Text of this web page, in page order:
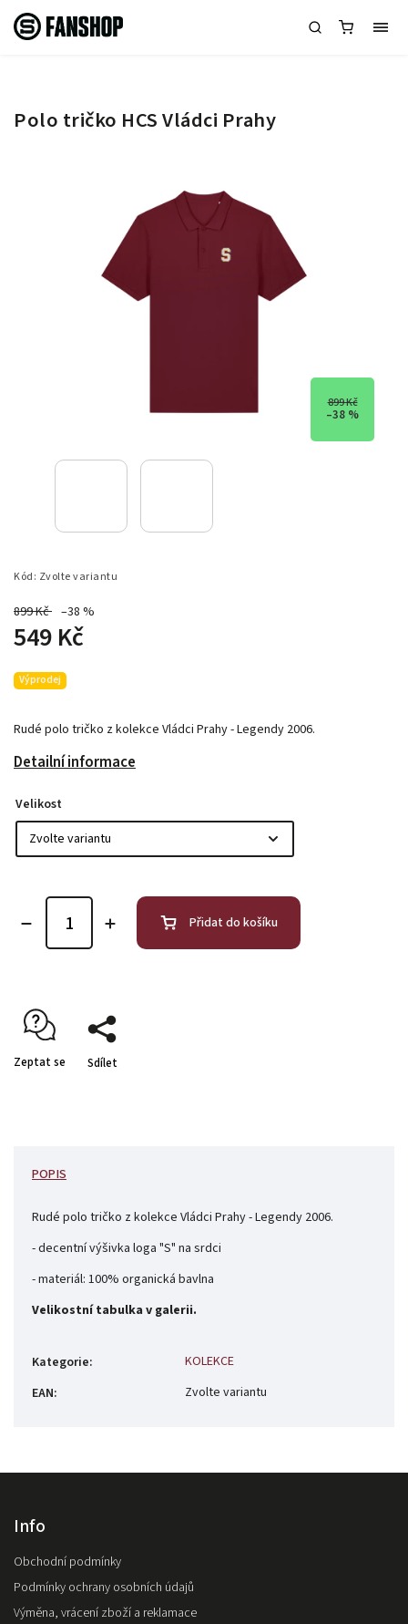
Polo tričko HCS Vládci Prahy
899 Kč
–38 %
Kód: Zvolte variantu
899 Kč –38 %
549 Kč
Rudé polo tričko z kolekce Vládci Prahy - Legendy 2006.
Detailní informace
Výprodej
Velikost
Přidat do košíku
Zeptat se Sdílet
POPIS
Rudé polo tričko z kolekce Vládci Prahy - Legendy 2006.
- decentní výšivka loga "S" na srdci
- materiál: 100% organická bavlna
Velikostní tabulka v galerii.
Kategorie:
KOLEKCE
EAN: Zvolte variantu
Info
Obchodní podmínky
Podmínky ochrany osobních údajů
Výměna, vrácení zboží a reklamace